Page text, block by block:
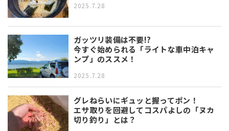
2025.7.28
ガッツリ装備は不要!?
今すぐ始められる「ライトな車中泊キャ
ンプ」のススメ！
2025.7.28
グレねらいにギュッと握ってポン！
エサ取りを回避してコスパよしの「ヌカ
切り釣り」とは？